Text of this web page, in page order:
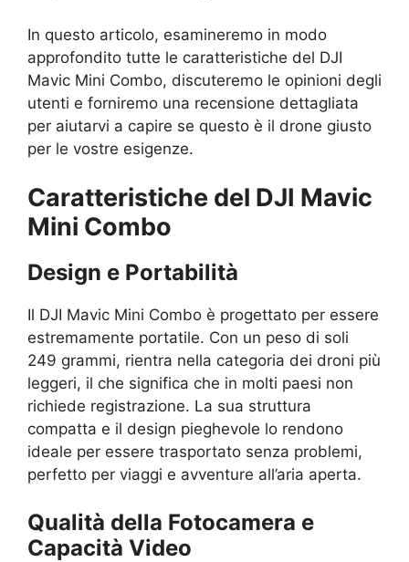
In questo articolo, esamineremo in modo
approfondito tutte le caratteristiche del DJI
Mavic Mini Combo, discuteremo le opinioni degli
utenti e forniremo una recensione dettagliata
per aiutarvi a capire se questo è il drone giusto
per le vostre esigenze.
Caratteristiche del DJI Mavic
Mini Combo
Design e Portabilità
Il DJI Mavic Mini Combo è progettato per essere
estremamente portatile. Con un peso di soli
249 grammi, rientra nella categoria dei droni più
leggeri, il che significa che in molti paesi non
richiede registrazione. La sua struttura
compatta e il design pieghevole lo rendono
ideale per essere trasportato senza problemi,
perfetto per viaggi e avventure all’aria aperta.
Qualità della Fotocamera e
Capacità Video